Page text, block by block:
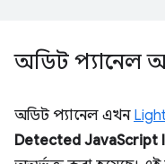
অডিট প্যানেল
অডিট প্যানেল এখন
Detected JavaScript